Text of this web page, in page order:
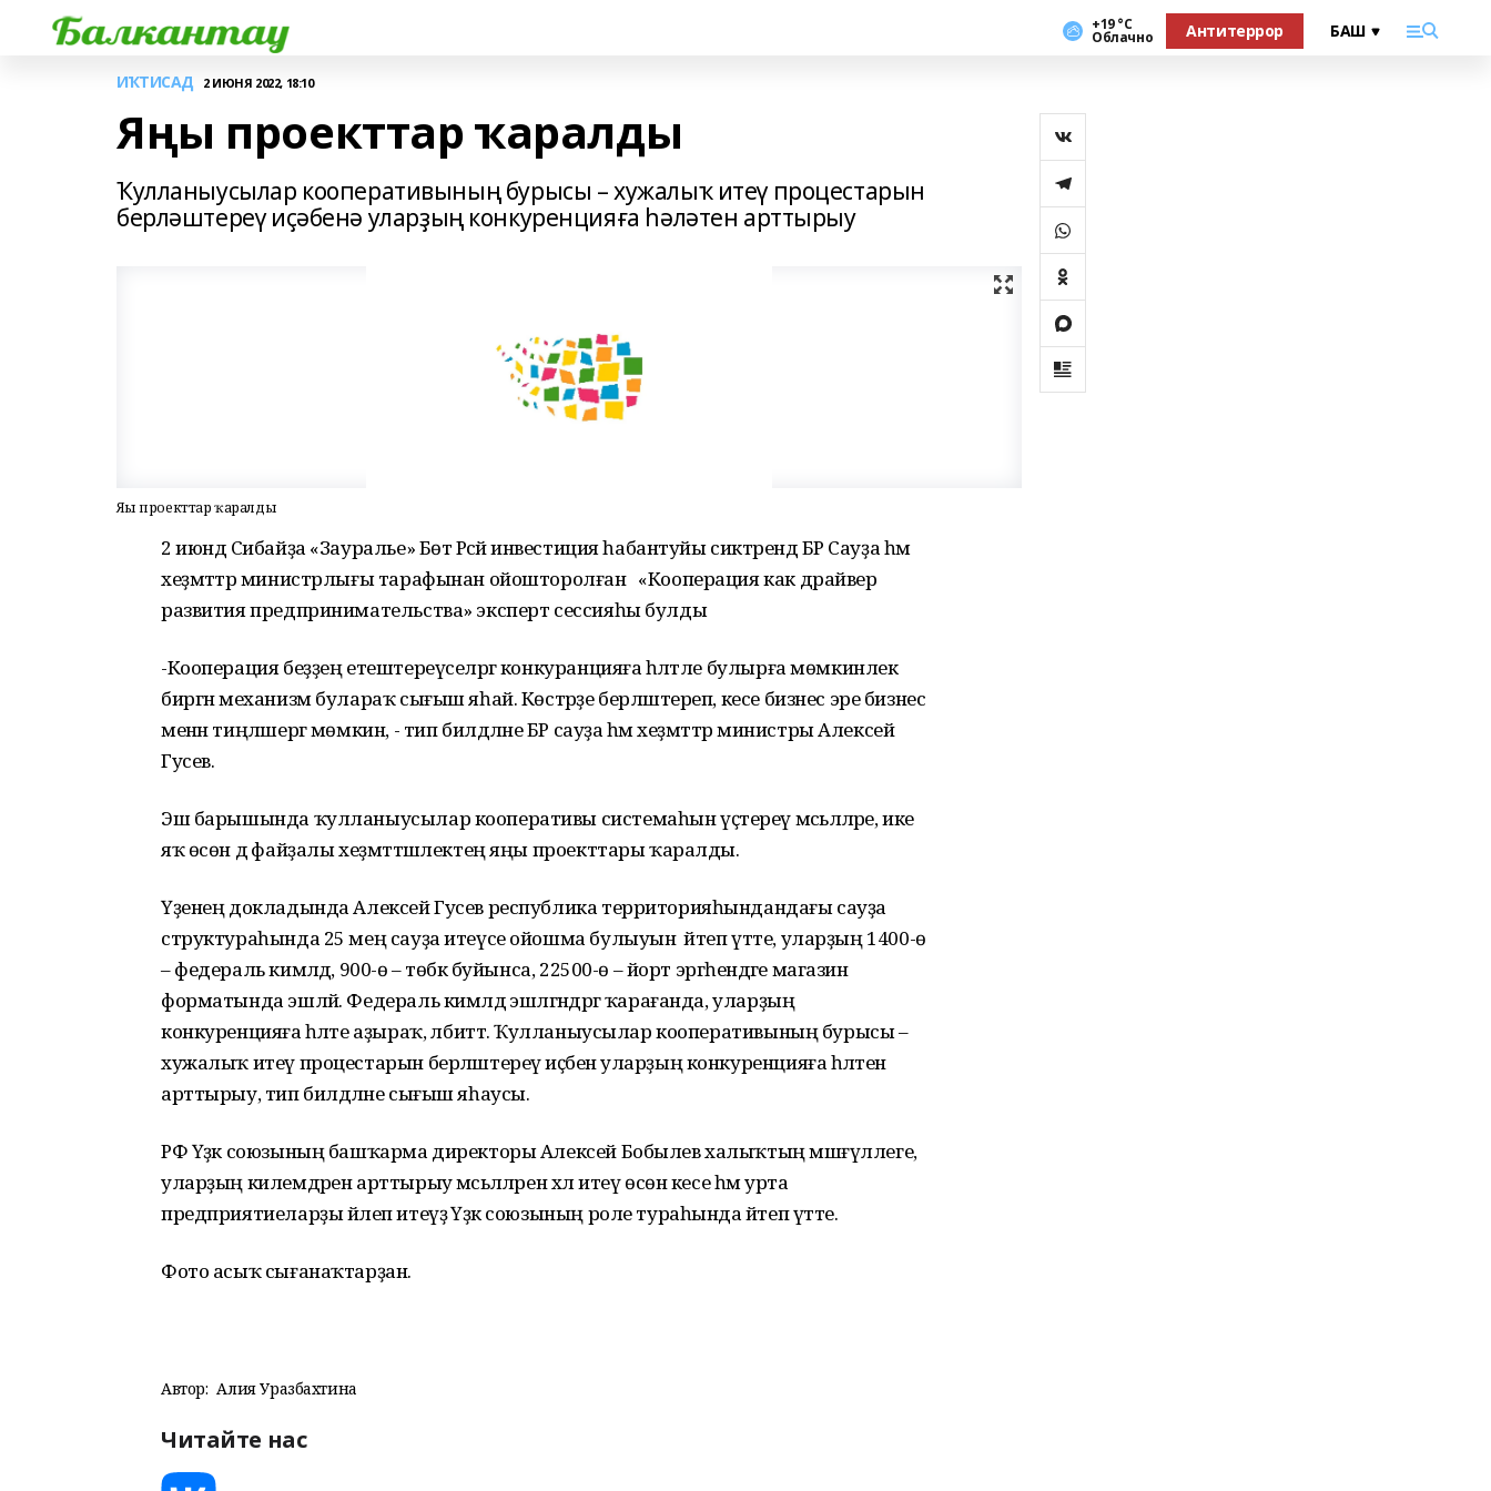
+19 °С
Облачно Антитеррор
ИҠТИСАД 2 ИЮНЯ 2022, 18:10
Яңы проекттар ҡаралды
Ҡулланыусылар кооперативының бурысы – хужалыҡ итеү процестарын
берләштереү иҫәбенә уларҙың конкуренцияға һәләтен арттырыу
Яңы проекттар ҡаралды
2 июндә Сибайҙа «Зауралье» Бөтә Рәсәй инвестиция һабантуйы сиктәрендә БР Сауҙа һәм
хеҙмәттәр министрлығы тарафынан ойошторолған «Кооперация как драйвер
развития предпринимательства» эксперт сессияһы булды
-Кооперация беҙҙең етештереүселәргә конкуранцияға һәләтле булырға мөмкинлек
биргән механизм булараҡ сығыш яһай. Көстәрҙе берләштереп, кесе бизнес эре бизнес
менән тиңләшергә мөмкин, - тип билдәләне БР сауҙа һәм хеҙмәттәр министры Алексей
Гусев.
Эш барышында ҡулланыусылар кооперативы системаһын үҫтереү мәсьәләләре, ике
яҡ өсөн дә файҙалы хеҙмәттәшлектең яңы проекттары ҡаралды.
Үҙенең докладында Алексей Гусев республика территорияһындандағы сауҙа
структураһында 25 мең сауҙа итеүсе ойошма булыуын әйтеп үтте, уларҙың 1400-ө
– федераль кимәлдә, 900-ө – төбәк буйынса, 22500-ө – йорт эргәһендәге магазин
форматында эшләй. Федераль кимәлдә эшләгәндәргә ҡарағанда, уларҙың
конкуренцияға һәләте аҙыраҡ, әлбиттә. Ҡулланыусылар кооперативының бурысы –
хужалыҡ итеү процестарын берләштереү иҫәбенә уларҙың конкуренцияға һәләтен
арттырыу, тип билдәләне сығыш яһаусы.
РФ Үҙәк союзының башҡарма директоры Алексей Бобылев халыҡтың мәшғүллеге,
уларҙың килемдәрен арттырыу мәсьәләләрен хәл итеү өсөн кесе һәм урта
предприятиеларҙы йәлеп итеүҙә Үҙәк союзының роле тураһында әйтеп үтте.
Фото асыҡ сығанаҡтарҙан.
Автор: Алия Уразбахтина
Читайте нас